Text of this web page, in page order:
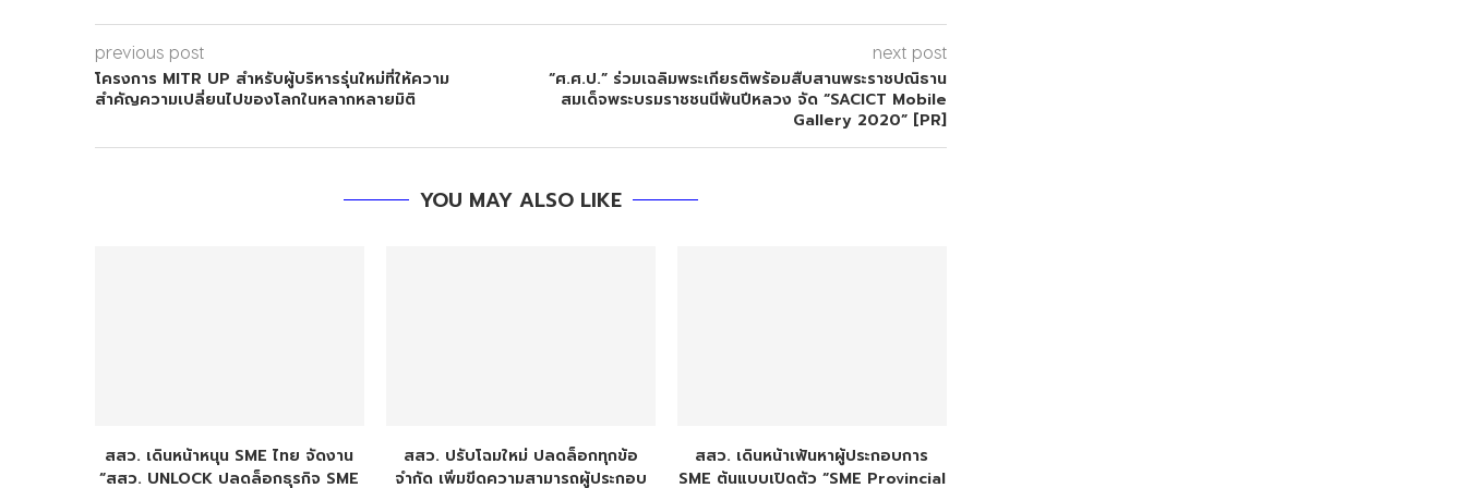
previous post
โครงการ MITR UP สำหรับผู้บริหารรุ่นใหม่ที่ให้ความ
สำคัญความเปลี่ยนไปของโลกในหลากหลายมิติ
next post
“ศ.ศ.ป.” ร่วมเฉลิมพระเกียรติพร้อมสืบสานพระราชปณิธาน
สมเด็จพระบรมราชชนนีพันปีหลวง จัด “SACICT Mobile
Gallery 2020” [PR]
YOU MAY ALSO LIKE
สสว. เดินหน้าหนุน SME ไทย จัดงาน
“สสว. UNLOCK ปลดล็อกธุรกิจ SME
สสว. ปรับโฉมใหม่ ปลดล็อกทุกข้อ
จำกัด เพิ่มขีดความสามารถผู้ประกอบ
สสว. เดินหน้าเฟ้นหาผู้ประกอบการ
SME ต้นแบบเปิดตัว “SME Provincial